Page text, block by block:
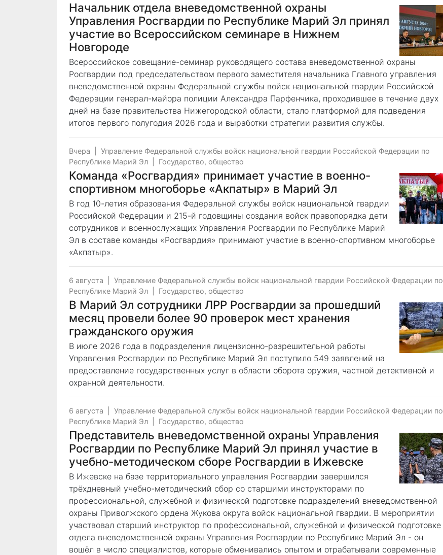
Начальник отдела вневедомственной охраны
Управления Росгвардии по Республике Марий Эл принял
участие во Всероссийском семинаре в Нижнем
Новгороде
Всероссийское совещание-семинар руководящего состава вневедомственной охраны
Росгвардии под председательством первого заместителя начальника Главного управления
вневедомственной охраны Федеральной службы войск национальной гвардии Российской
Федерации генерал-майора полиции Александра Парфенчика, проходившее в течение двух
дней на базе правительства Нижегородской области, стало платформой для подведения
итогов первого полугодия 2026 года и выработки стратегии развития службы.
Вчера
Управление Федеральной службы войск национальной гвардии Российской Федерации по
Республике Марий Эл
Государство, общество
Команда «Росгвардия» принимает участие в военно-
спортивном многоборье «Акпатыр» в Марий Эл
В год 10-летия образования Федеральной службы войск национальной гвардии
Российской Федерации и 215-й годовщины создания войск правопорядка дети
сотрудников и военнослужащих Управления Росгвардии по Республике Марий
Эл в составе команды «Росгвардия» принимают участие в военно-спортивном многоборье
«Акпатыр».
6 августа
Управление Федеральной службы войск национальной гвардии Российской Федерации по
Республике Марий Эл
Государство, общество
В Марий Эл сотрудники ЛРР Росгвардии за прошедший
месяц провели более 90 проверок мест хранения
гражданского оружия
В июле 2026 года в подразделения лицензионно-разрешительной работы
Управления Росгвардии по Республике Марий Эл поступило 549 заявлений на
предоставление государственных услуг в области оборота оружия, частной детективной и
охранной деятельности.
6 августа
Управление Федеральной службы войск национальной гвардии Российской Федерации по
Республике Марий Эл
Государство, общество
Представитель вневедомственной охраны Управления
Росгвардии по Республике Марий Эл принял участие в
учебно-методическом сборе Росгвардии в Ижевске
В Ижевске на базе территориального управления Росгвардии завершился
трёхдневный учебно-методический сбор со старшими инструкторами по
профессиональной, служебной и физической подготовке подразделений вневедомственной
охраны Приволжского ордена Жукова округа войск национальной гвардии. В мероприятии
участвовал старший инструктор по профессиональной, служебной и физической подготовке
отдела вневедомственной охраны Управления Росгвардии по Республике Марий Эл - он
вошёл в число специалистов, которые обменивались опытом и отрабатывали современные